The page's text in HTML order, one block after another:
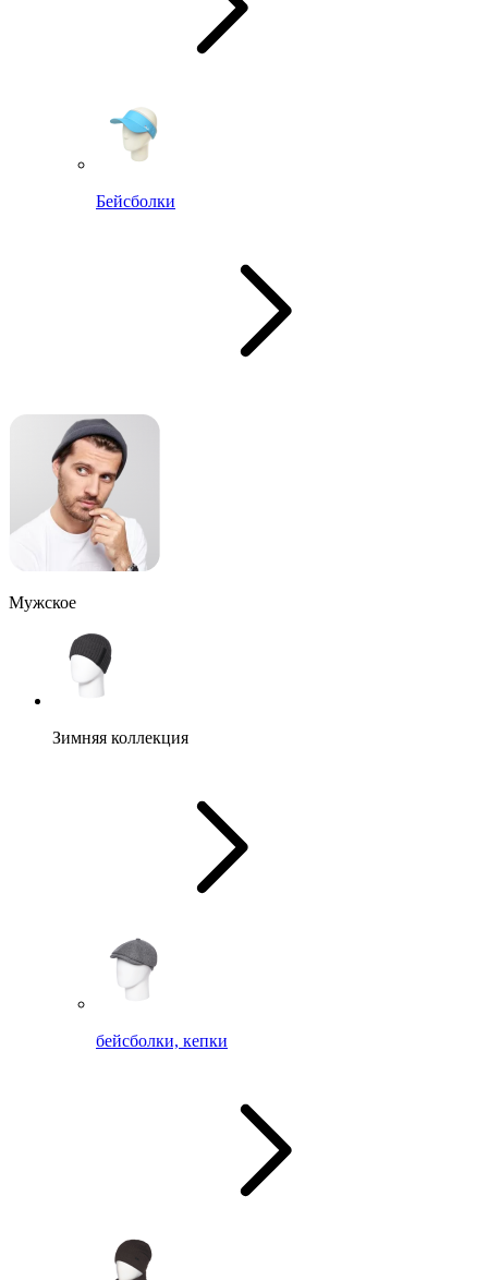
Бейсболки
Мужское
Зимняя коллекция
бейсболки, кепки